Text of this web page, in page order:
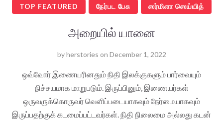
TOP FEATURED நேர்பட பேசு ஸர்மிளா ஸெய்யித்
அறையில் யானை
byherstories on December 1, 2022
ஒவ்வோர் இணையரினதும் நிதி இலக்குகளும் பார்வையும்
நிச்சயமாக மாறுபடும். இருப்பினும், இணையர்கள்
ஒருவருக்கொருவர் வெளிப்படையாகவும் நேர்மையாகவும்
இருப்பதற்குக் கடமைப்பட்டவர்கள். நிதி நிலைமை அல்லது கடன்